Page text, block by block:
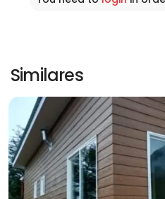
Similares
Pangal
Aysén